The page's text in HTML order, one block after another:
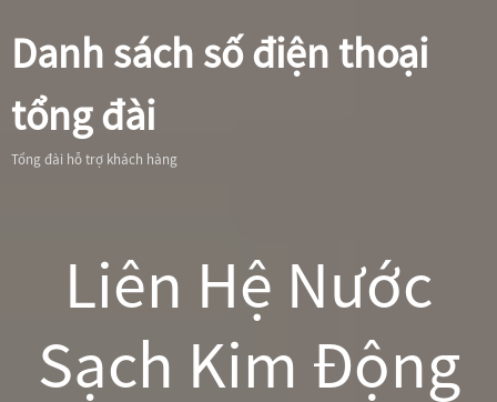
Danh sách số điện thoại
tổng đài
Tổng đài hỗ trợ khách hàng
Liên Hệ Nước
Sạch Kim Động